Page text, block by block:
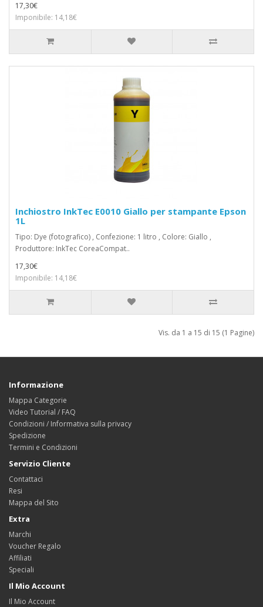
17,30€
Imponibile: 14,18€
Inchiostro InkTec E0010 Giallo per stampante Epson
1L
Tipo: Dye (fotografico) , Confezione: 1 litro , Colore: Giallo ,
Produttore: InkTec CoreaCompat..
17,30€
Imponibile: 14,18€
Vis. da 1 a 15 di 15 (1 Pagine)
Informazione
Mappa Categorie
Video Tutorial / FAQ
Condizioni / Informativa sulla privacy
Spedizione
Termini e Condizioni
Servizio Cliente
Contattaci
Resi
Mappa del Sito
Extra
Marchi
Voucher Regalo
Affiliati
Speciali
Il Mio Account
Il Mio Account